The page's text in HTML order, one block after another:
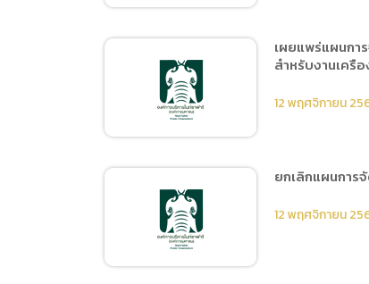
ราคาอิเล็กทรอนิกส์ (e-
bidding)
ยกเลิกประกาศ ประกวด
ราคาจ้างจัดกิจกรรมวิ่ง
เชียงใหม่ไนท์ซาฟารี รัน ด้วย
วิธีประกวดราคา
อิเล็กทรอนิกส์ (e-bidding)
เผยแพร่แผนการจัดซื้อจัด
จ้าง ประจำปีงบประมาณ
พ.ศ.2563 ชื่อโครงการ จัด
ซื้อระบบประมวลผลและจัด
เผยแพร่แผนกา
สำหรับงานเครื
12 พฤศจิกายน
ยกเลิกแผนการ
12 พฤศจิกายน